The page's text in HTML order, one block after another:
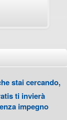
stai cercando,
ti invierà
impegno